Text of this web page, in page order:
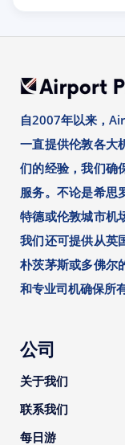
自2007年以来，
一直提供伦敦各大
们的经验，我们确
服务。不论是希思
特德或伦敦城市机
我们还可提供从英
朴茨茅斯或多佛尔
和专业司机确保所
公司
关于我们
联系我们
每日游